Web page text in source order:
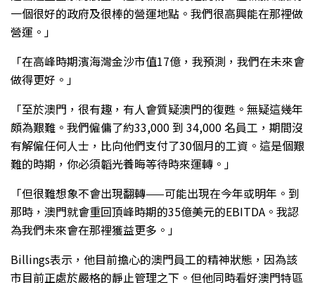
一個很好的政府及很棒的營運地點。我們很高興能在那裡做
營運。」
「在高峰時期濱海灣金沙市值17億，我預測，我們在未來會
做得更好。」
「至於澳門，很有趣，有人會質疑澳門的復甦。無疑這幾年
頗為艱難。我們僱傭了約33,000 到 34,000 名員工，期間沒
有解僱任何人士，比向他們支付了30個月的工資。這是個艱
難的時期，你必須韜光養晦等待時來運轉。」
「但很難想象不會出現翻轉——可能出現在今年或明年。到
那時，澳門就會重回頂峰時期的35億美元的EBITDA。我認
為我們未來會在那裡獲益更多。」
Billings表示，他目前擔心的澳門員工的精神狀態，因為該
市目前正處於嚴格的靜止管理之下。但他同時看好澳門特區